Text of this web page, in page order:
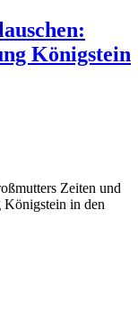
Königstein
Zeiten und
Königstein in den